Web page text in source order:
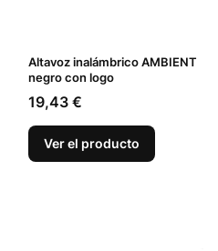
Altavoz inalámbrico AMBIENT
negro con logo
Precio
19,43 €
Ver el producto